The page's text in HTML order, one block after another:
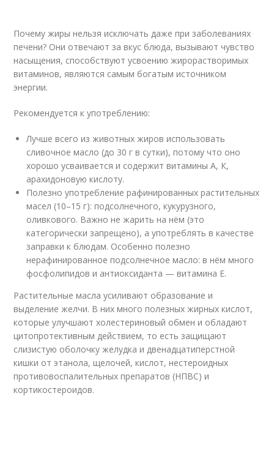
Почему жиры нельзя исключать даже при заболеваниях
печени? Они отвечают за вкус блюда, вызывают чувство
насыщения, способствуют усвоению жирорастворимых
витаминов, являются самым богатым источником
энергии.
Рекомендуется к употреблению:
Лучше всего из животных жиров использовать
сливочное масло (до 30 г в сутки), потому что оно
хорошо усваивается и содержит витамины А, К,
арахидоновую кислоту.
Полезно употребление рафинированных растительных
масел (10–15 г): подсолнечного, кукурузного,
оливкового. Важно не жарить на нём (это
категорически запрещено), а употреблять в качестве
заправки к блюдам. Особенно полезно
нерафинированное подсолнечное масло: в нём много
фосфолипидов и антиоксиданта — витамина Е.
Растительные масла усиливают образование и
выделение желчи. В них много полезных жирных кислот,
которые улучшают холестериновый обмен и обладают
цитопротективным действием, то есть защищают
слизистую оболочку желудка и двенадцатиперстной
кишки от этанола, щелочей, кислот, нестероидных
противовоспалительных препаратов (НПВС) и
кортикостероидов.